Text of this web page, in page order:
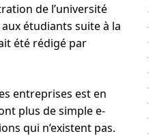
de l’université
étudiants suite à la
été rédigé par
entreprises est en
plus de simple e-
qui n’existent pas.